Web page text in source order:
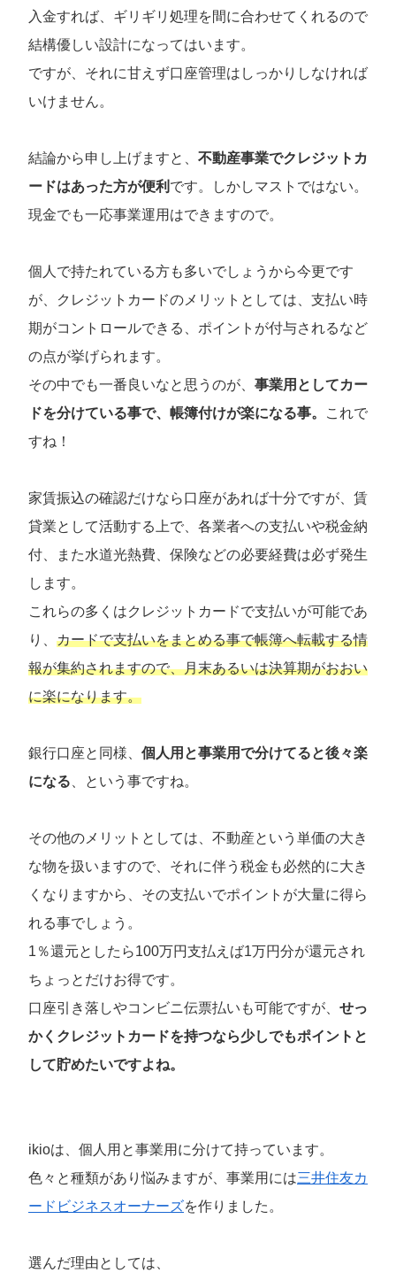
入金すれば、ギリギリ処理を間に合わせてくれるので
結構優しい設計になってはいます。
ですが、それに甘えず口座管理はしっかりしなければ
いけません。
結論から申し上げますと、 不動産事業でクレジットカ
ードはあった方が便利 です。しかしマストではない。
現金でも一応事業運用はできますので。
個人で持たれている方も多いでしょうから今更です
が、クレジットカードのメリットとしては、支払い時
期がコントロールできる、ポイントが付与されるなど
の点が挙げられます。
その中でも一番良いなと思うのが、 事業用としてカー
ドを分けている事で、帳簿付けが楽になる事。
これで
すね！
家賃振込の確認だけなら口座があれば十分ですが、賃
貸業として活動する上で、各業者への支払いや税金納
付、また水道光熱費、保険などの必要経費は必ず発生
します。
これらの多くはクレジットカードで支払いが可能であ
り、 カードで支払いをまとめる事で帳簿へ転載する情
報が集約されますので、月末あるいは決算期がおおい
に楽になります。
銀行口座と同様、 個人用と事業用で分けてると後々楽
になる 、という事ですね。
その他のメリットとしては、不動産という単価の大き
な物を扱いますので、それに伴う税金も必然的に大き
くなりますから、その支払いでポイントが大量に得ら
れる事でしょう。
1％還元としたら100万円支払えば1万円分が還元され
ちょっとだけお得です。
口座引き落しやコンビニ伝票払いも可能ですが、 せっ
かくクレジットカードを持つなら少しでもポイントと
して貯めたいですよね。
ikioは、個人用と事業用に分けて持っています。
色々と種類があり悩みますが、事業用には三井住友カ
ードビジネスオーナーズを作りました。
選んだ理由としては、